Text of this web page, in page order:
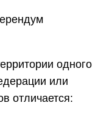
одного
или
отличается: